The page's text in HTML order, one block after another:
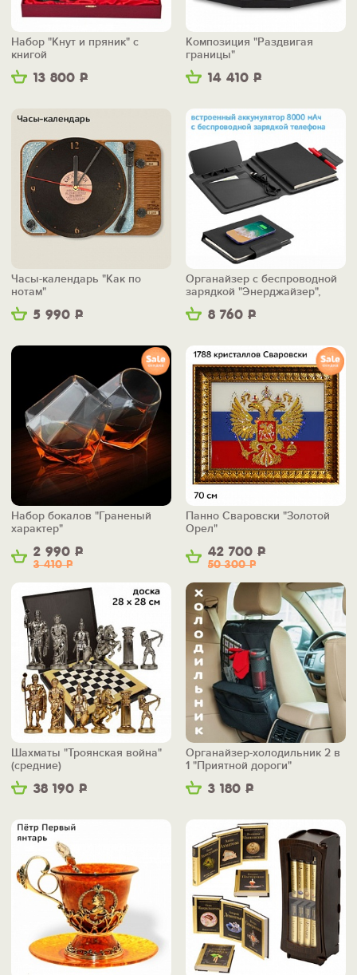
13 800 Р
Набор "Кнут и пряник" с
книгой
14 410 Р
Композиция "Раздвигая
границы"
5 990 Р
Часы-календарь "Как по
нотам"
8 760 Р
Органайзер с беспроводной
зарядкой "Энерджайзер",
вер.2
2 990 Р
3 410Р
Набор бокалов "Граненый
характер"
42 700 Р
50 300Р
Панно Сваровски "Золотой
Орел"
38 190 Р
Шахматы "Троянская война"
(средние)
3 180 Р
Органайзер-холодильник 2 в
1 "Приятной дороги"